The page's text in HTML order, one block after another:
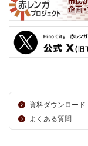
資料ダウンロード
よくある質問